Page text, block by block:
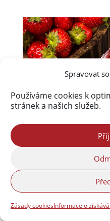
Spravovat
Používáme cookies k
stránek a našich služeb.
Zásady cookiesInformace o